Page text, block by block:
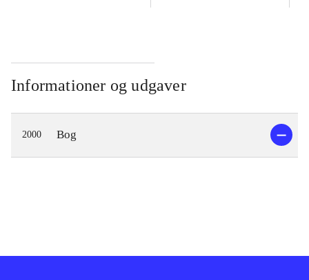
Informationer og udgaver
2000 Bog